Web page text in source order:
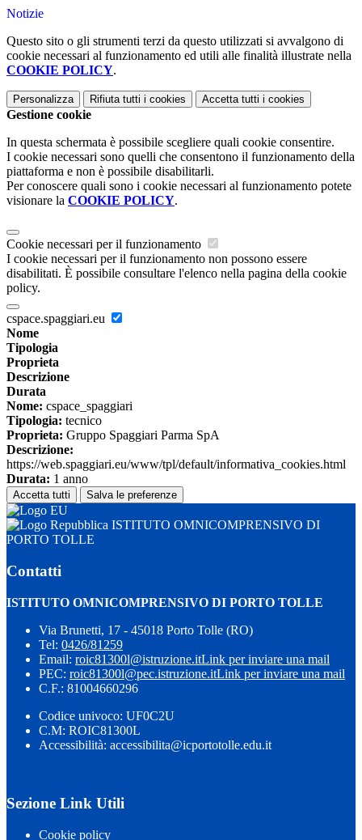
Notizie
Questo sito o gli strumenti terzi da questo utilizzati si avvalgono di
cookie necessari al funzionamento ed utili alle finalità illustrate nella
COOKIE POLICY.
Personalizza Rifiuta tutti i cookies Accetta tutti i cookies
Gestione cookie
In questa schermata è possibile scegliere quali cookie consentire.
I cookie necessari sono quelli che consentono il funzionamento della
piattaforma e non è possibile disabilitarli.
Per conoscere quali sono i cookie necessari al funzionamento potete
visionare la COOKIE POLICY.
Cookie necessari per il funzionamento
I cookie necessari per il funzionamento non possono essere
disabilitati. È possibile consultare l'elenco nella pagina della cookie
policy.
cspace.spaggiari.eu
Nome
Tipologia
Proprieta
Descrizione
Durata
Nome: cspace_spaggiari
Tipologia: tecnico
Proprieta: Gruppo Spaggiari Parma SpA
Descrizione:
https://web.spaggiari.eu/www/tpl/default/informativa_cookies.html
Durata: 1 anno
Accetta tutti Salva le preferenze
ISTITUTO OMNICOMPRENSIVO DI
PORTO TOLLE
Contatti
ISTITUTO OMNICOMPRENSIVO DI PORTO TOLLE
Via Brunetti, 17 - 45018 Porto Tolle (RO)
Tel: 0426/81259
Email: roic81300l@istruzione.itLink per inviare una mail
PEC: roic81300l@pec.istruzione.itLink per inviare una mail
C.F.: 81004660296
Codice univoco: UF0C2U
C.M: ROIC81300L
Accessibilità: accessibilita@icportotolle.edu.it
Sezione Link Utili
Cookie policy